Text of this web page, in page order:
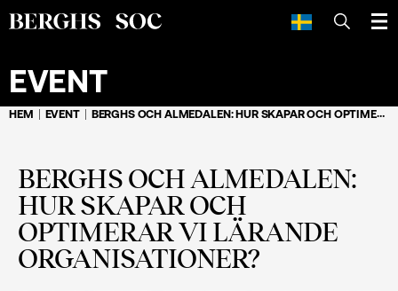
SÖK
EVENT
HEM EVENT BERGHS OCH ALMEDALEN: HUR SKAPAR OCH OPTIMERAR VI LÄRANDE ORGANISATIONER?
BERGHS OCH ALMEDALEN:
HUR SKAPAR OCH
OPTIMERAR VI LÄRANDE
ORGANISATIONER?